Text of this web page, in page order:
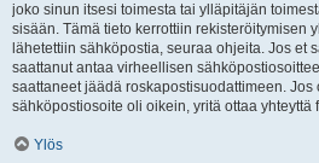
joko sinun itsesi toimesta tai ylläpitäjän
sisään. Tämä tieto kerrottiin rekisteröitymisen
lähetettiin sähköpostia, seuraa ohjeita. Jos et
saattanut antaa virheellisen
saattaneet jäädä roskapostisuodattimeen. Jos
sähköpostiosoite oli oikein, yritä ottaa yhteyttä
Ylös